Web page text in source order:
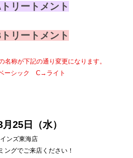
リートメント
リートメント
称が下記の通り変更になります。
シック C→ライト
25日（水）
ンズ東海店
ングでご来店ください！